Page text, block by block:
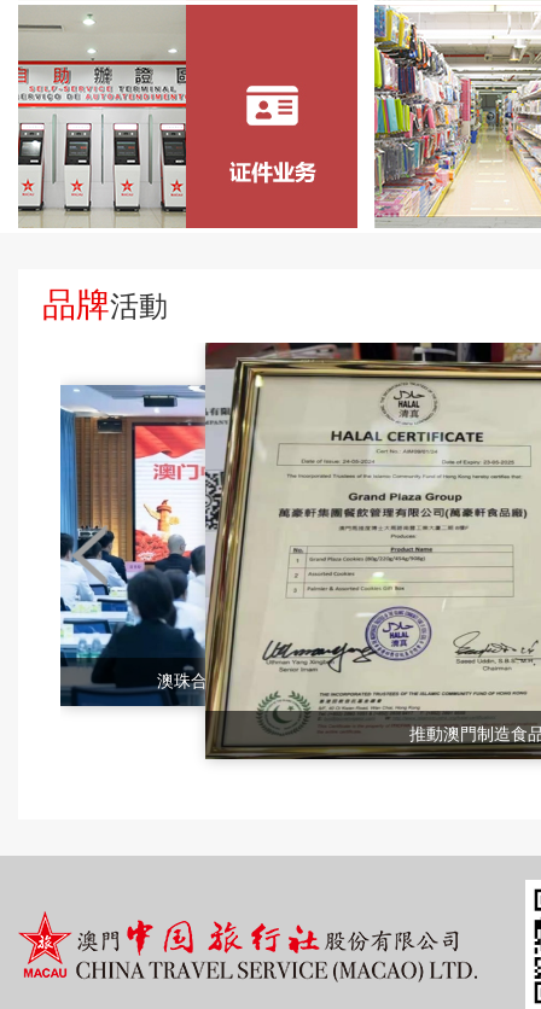
品牌活動
澳珠合作新領域——澳門中旅組織澳門廚...
推動澳門制造食